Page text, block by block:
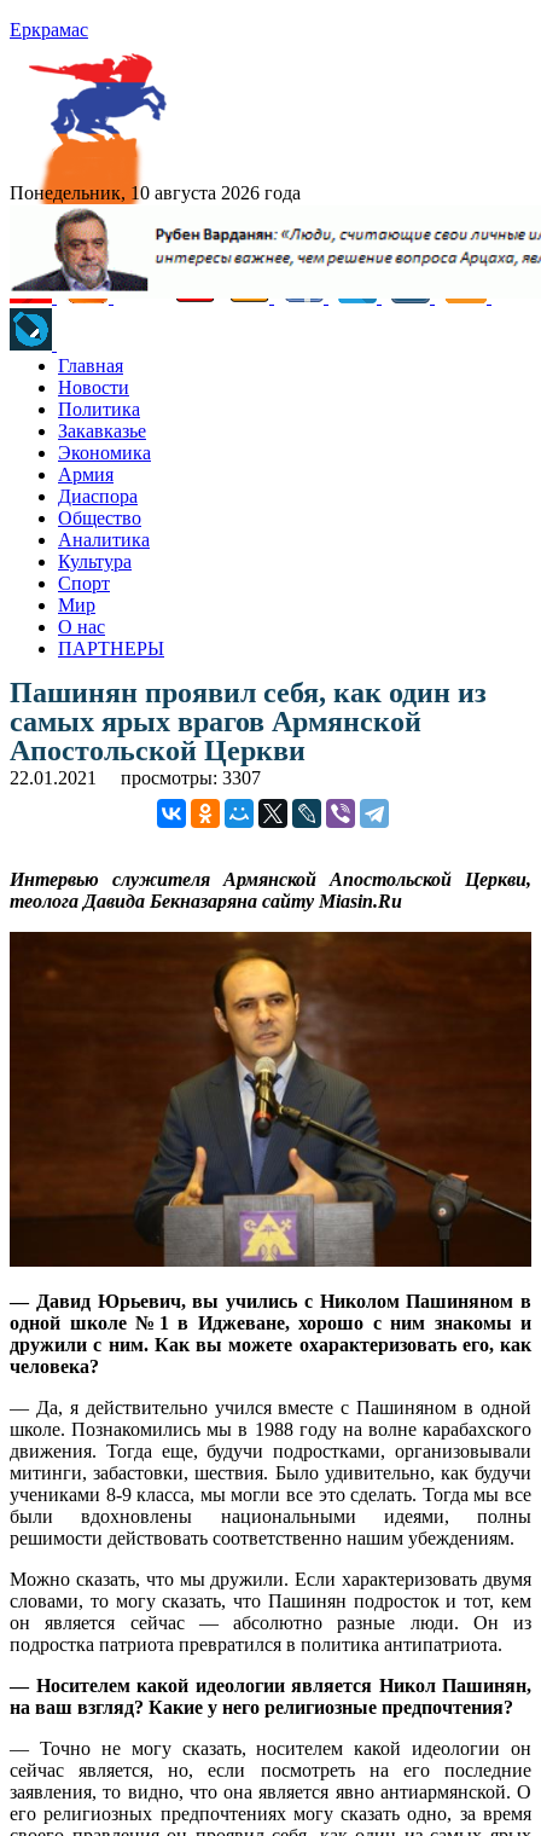
Еркрамас
Понедельник, 10 августа 2026 года
Главная
Новости
Политика
Закавказье
Экономика
Армия
Диаспора
Общество
Аналитика
Культура
Спорт
Мир
О нас
ПАРТНЕРЫ
Пашинян проявил себя, как один из
самых ярых врагов Армянской
Апостольской Церкви
22.01.2021 просмотры: 3307
Интервью служителя Армянской Апостольской Церкви,
теолога Давида Бекназаряна сайту Miasin.Ru
— Давид Юрьевич, вы учились с Николом Пашиняном в
одной школе №1 в Иджеване, хорошо с ним знакомы и
дружили с ним. Как вы можете охарактеризовать его, как
человека?
— Да, я действительно учился вместе с Пашиняном в одной
школе. Познакомились мы в 1988 году на волне карабахского
движения. Тогда еще, будучи подростками, организовывали
митинги, забастовки, шествия. Было удивительно, как будучи
учениками 8-9 класса, мы могли все это сделать. Тогда мы все
были вдохновлены национальными идеями, полны
решимости действовать соответственно нашим убеждениям.
Можно сказать, что мы дружили. Если характеризовать двумя
словами, то могу сказать, что Пашинян подросток и тот, кем
он является сейчас — абсолютно разные люди. Он из
подростка патриота превратился в политика антипатриота.
— Носителем какой идеологии является Никол Пашинян,
на ваш взгляд? Какие у него религиозные предпочтения?
— Точно не могу сказать, носителем какой идеологии он
сейчас является, но, если посмотреть на его последние
заявления, то видно, что она является явно антиармянской. О
его религиозных предпочтениях могу сказать одно, за время